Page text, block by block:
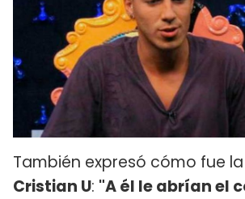
También expresó cómo fue
Cristian U: "A él le abrían el